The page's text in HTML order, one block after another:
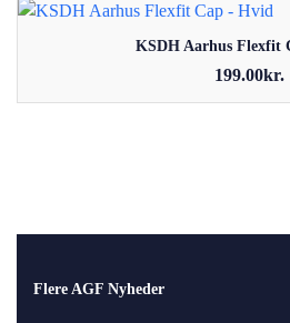
KSDH Aarhus Flexfit
199.00kr.
Flere AGF Nyheder